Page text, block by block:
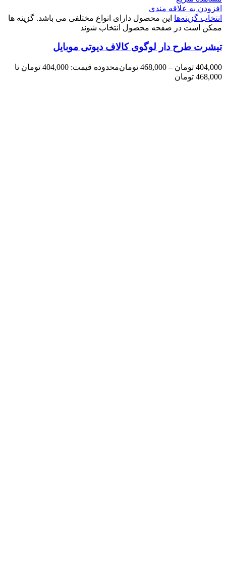
افزودن به علاقه مندی
انتخاب گزینه‌ها این محصول دارای انواع مختلفی می باشد. گزینه ها
ممکن است در صفحه محصول انتخاب شوند
تیشرت طرح دار لوگوی کالاف دیوتی موبایل
404,000 تومان –
468,000 تومان
محدوده قیمت: 404,000 تومان تا
468,000 تومان